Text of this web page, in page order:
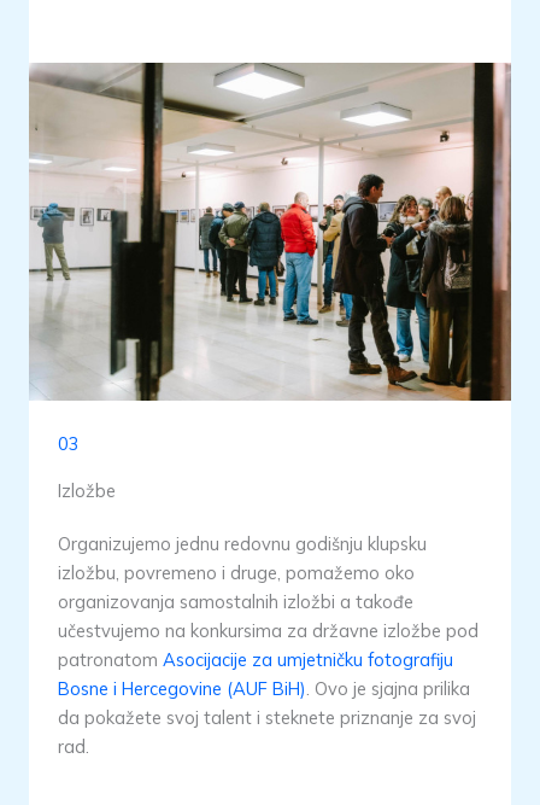
03
Izložbe
Organizujemo jednu redovnu godišnju klupsku
izložbu, povremeno i druge, pomažemo oko
organizovanja samostalnih izložbi a takođe
učestvujemo na konkursima za državne izložbe pod
patronatom Asocijacije za umjetničku fotografiju
Bosne i Hercegovine (AUF BiH). Ovo je sjajna prilika
da pokažete svoj talent i steknete priznanje za svoj
rad.